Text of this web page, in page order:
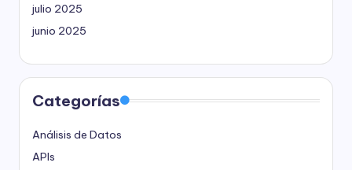
julio 2025
junio 2025
Categorías
Análisis de Datos
APIs